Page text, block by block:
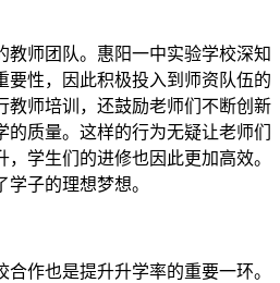
教师团队。惠阳一中实验学校深知
要性，因此积极投入到师资队伍的
教师培训，还鼓励老师们不断创新
质量。这样的行为无疑让老师们
学生们的进修也因此更加高效。
子的理想梦想。
作也是提升升学率的重要一环。